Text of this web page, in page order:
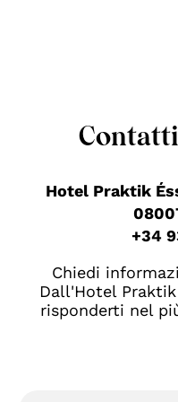
Hotel Praktik
+34
Chiedi
Dall'Hotel
risponderti nel